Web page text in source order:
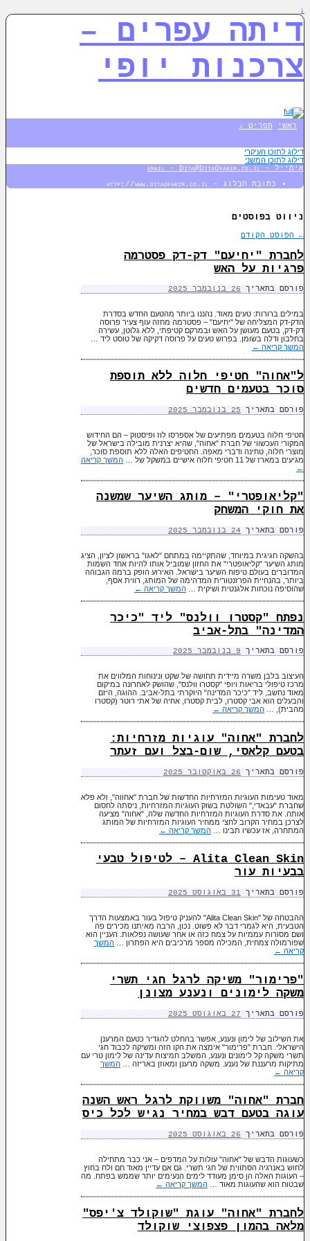
↓
דיתה עפרים –
צרכנות יופי
ראשי תפריט ↓
דילוג לתוכן העיקרי
דילוג לתוכן המשני
אימייל - email - Dita@DitaOfarim.co.il
כתובת הבלוג – http://www.ditaofarim.co.il
ניווט בפוסטים
← הפוסט הקודם
לחברת "יחיעם" דק-דק פסטרמה
פרגיות על האש
פורסם בתאריך 26 בנובמבר 2025
במילים ברורות: טעים מאוד. נהננו ביותר מהטעם החדש בסדרת
הדק-דק המצליחה של "יחיעם" – פסטרמה מחזה עוף צעיר פרוסה
דק-דק, בטעם מעושן על האש ובמרקם קטיפתי, ללא גלוטן, עשירה
בחלבון ודלה בשומן. בפרוש טעים על פרוסה דקיקה של טוסט ליד …
המשך קריאה ←
ל"אחוה" חטיפי חלוה ללא תוספת
סוכר בטעמים חדשים
פורסם בתאריך 25 בנובמבר 2025
חטיפי חלוה בטעמים מפתיעים של אספרסו לוז ופיסטוק – הם החידוש
המקורי העכשווי של חברת "אחוה", שהיא יצרנית מובילה בישראל של
מוצרי חלוה, טחינה ודברי מאפה. החטיפים האלה ללא תוספת סוכר,
מגיעים במארז של 11 חטיפי חלוה אישיים במשקל של …
המשך קריאה
←
"קליאופטרי" – מותג השיער שמשנה
את חוקי המשחק
פורסם בתאריך 24 בנובמבר 2025
בהשקה חגיגית במיוחד, שהתקיימה במתחם "לאגו" בראשון לציון, הציג
מותג השיער "קליאופטרי" את החזון שמוביל אותו להיות אחד השמות
המדוברים בעולם טיפוח השיער בישראל. האירוע הופק ברמה הגבוהה
ביותר, בהנחיית הפרזנטורית המדהימה של המותג, רווית אסף,
שהוסיפה נוכחות אלגנטית ושיקית … המשך קריאה ←
נפתח "קסטרו וולנס" ליד "כיכר
המדינה" בתל-אביב
פורסם בתאריך 9 בנובמבר 2025
העיצוב בלבן משרה מיידית תחושה של שקט ונינוחות המלווים את
מרכז טיפולי בריאות ויופי "קסטרו וולנס", שהושק לאחרונה במיקום
מאוד נחשב, ליד "כיכר המדינה" היוקרתי בתל-אביב. ההוגה, היזם
והבעלים הוא אבי קסטרו, לבית קסטרו, אחיה של אתי רוטר (קסטרו
מהבית), … המשך קריאה ←
לחברת "אחוה" עוגיות מזרחיות:
בטעם קלאסי, שום-בצל ועם זעתר
פורסם בתאריך 26 באוקטובר 2025
מאוד טעימות העוגיות המזרחיות החדשות של חברת "אחווה", ולא פלא
שחברת "עבאדי," השולטת בשוק העוגיות המזרחיות, ניסתה לחסום
אותה. את סדרת העוגיות המזרחיות החדשה שלה, "אחוה" מציעה
לצרכן במחיר הקרוב לחצי ממחיר העוגיות המזרחיות של המותג
המתחרה, אז עכשיו תבינו … המשך קריאה ←
Alita Clean Skin – לטיפול טבעי
בבעיות עור
פורסם בתאריך 31 באוגוסט 2025
ההבטחה של "Alita Clean Skin" להעניק טיפול בעור באמצעות הדרך
הטבעית, היא לגמרי דבר לא פשוט. נכון, הרבה מאיתנו מכירים פה
ושם מסורות עממיות על צמח כזה או אחר שעושה נפלאות. העניין הוא
שפורמולה צמחית, המכילה מספר מרכיבים היא הפתרון … המשך
קריאה ←
"פרימור" משיקה לרגל חגי תשרי
משקה לימונים ונענע מצונן
פורסם בתאריך 27 באוגוסט 2025
את השילוב של לימון ונענע, אפשר בהחלט להגדיר כטעם המרענן
הישראלי. חברת "פרימור" אימצה את הקו הזה ומשיקה לכבוד חגי
תשרי משקה קל לימונים ונענע, המשלב חמיצות עדינה של לימון טרי עם
מתיקות מרעננת של נענע. משקה מרענן ומאוזן באריזה … המשך
קריאה ←
חברת "אחוה" משווקת לרגל ראש השנה
עוגה בטעם דבש במחיר נגיש לכל כיס
פורסם בתאריך 26 באוגוסט 2025
כשעוגות הדבש של "אחוה" עולות על המדפים – אני כבר מתחילה
לחוש באנרגיה הסתווית של חגי תשרי. גם אם עדיין מאוד חם ולח בחוץ
– העוגות האלה הן סימן מעודד לימים הנעימים יותר שממש בפתח. מה
שבטוח הוא שהעוגות מאוד … המשך קריאה ←
לחברת "אחוה" עוגת "שוקולד צ'יפס"
מלאה בהמון פצפוצי שוקולד